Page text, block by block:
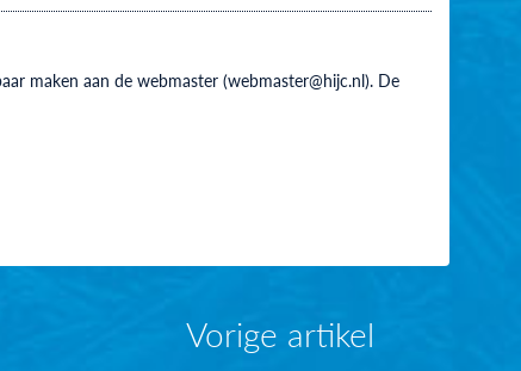
maken aan de webmaster (webmaster@hijc.nl). De
Vorige artikel